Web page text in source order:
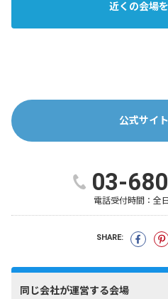
近くの会場
公式サイ
03-
電話受付時間： 全
SHARE:
同じ会社が運営する会場